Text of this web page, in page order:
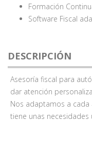
Formación
Software Fiscal
DESCRIPCIÓN
Asesoría fiscal para
dar atención
Nos adaptamos a
tiene unas necesidades